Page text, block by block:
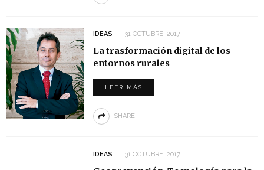
IDEAS 31 OCTUBRE, 2017
La trasformación digital de los
entornos rurales
LEER MÁS
SHARE
IDEAS 31 OCTUBRE, 2017